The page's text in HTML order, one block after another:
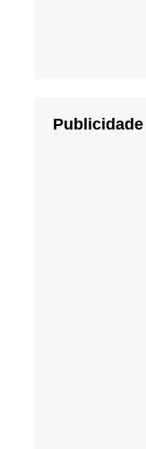
Publicidade